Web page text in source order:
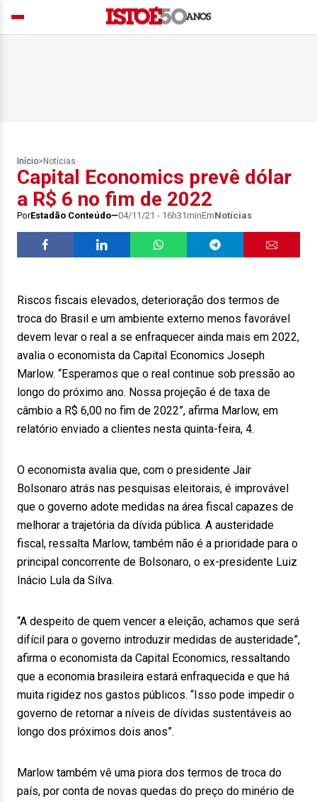
Início> Notícias
Capital Economics prevê dólar
a R$ 6 no fim de 2022
PorEstadão Conteúdo 04/11/21 - 16h31minEmNotícias
Riscos fiscais elevados, deterioração dos termos de
troca do Brasil e um ambiente externo menos favorável
devem levar o real a se enfraquecer ainda mais em 2022,
avalia o economista da Capital Economics Joseph
Marlow. “Esperamos que o real continue sob pressão ao
longo do próximo ano. Nossa projeção é de taxa de
câmbio a R$ 6,00 no fim de 2022”, afirma Marlow, em
relatório enviado a clientes nesta quinta-feira, 4.
O economista avalia que, com o presidente Jair
Bolsonaro atrás nas pesquisas eleitorais, é improvável
que o governo adote medidas na área fiscal capazes de
melhorar a trajetória da dívida pública. A austeridade
fiscal, ressalta Marlow, também não é a prioridade para o
principal concorrente de Bolsonaro, o ex-presidente Luiz
Inácio Lula da Silva.
“A despeito de quem vencer a eleição, achamos que será
difícil para o governo introduzir medidas de austeridade”,
afirma o economista da Capital Economics, ressaltando
que a economia brasileira estará enfraquecida e que há
muita rigidez nos gastos públicos. “Isso pode impedir o
governo de retornar a níveis de dívidas sustentáveis ao
longo dos próximos dois anos”.
Marlow também vê uma piora dos termos de troca do
país, por conta de novas quedas do preço do minério de